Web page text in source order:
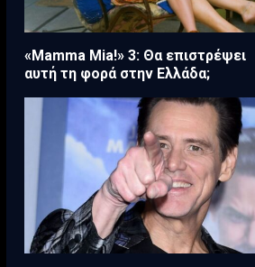
«Mamma Mia!» 3: Θα επιστρέψει
αυτή τη φορά στην Ελλάδα;